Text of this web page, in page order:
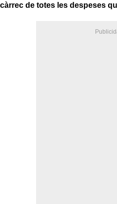
càrrec de totes les despeses